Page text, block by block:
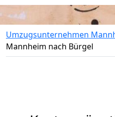
Umzugsunternehmen
Mannheim nach Bürgel